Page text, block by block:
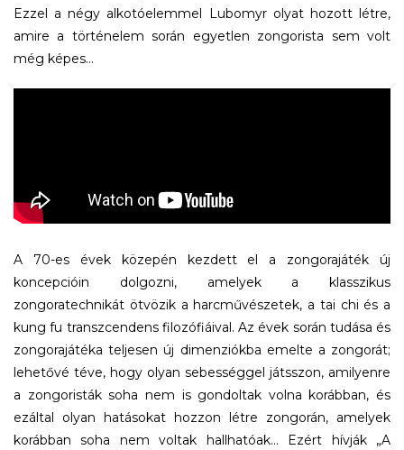
Ezzel a négy alkotóelemmel Lubomyr olyat hozott létre,
amire a történelem során egyetlen zongorista sem volt
még képes…
A 70-es évek közepén kezdett el a zongorajáték új
koncepcióin dolgozni, amelyek a klasszikus
zongoratechnikát ötvözik a harcművészetek, a tai chi és a
kung fu transzcendens filozófiáival. Az évek során tudása és
zongorajátéka teljesen új dimenziókba emelte a zongorát;
lehetővé téve, hogy olyan sebességgel játsszon, amilyenre
a zongoristák soha nem is gondoltak volna korábban, és
ezáltal olyan hatásokat hozzon létre zongorán, amelyek
korábban soha nem voltak hallhatóak… Ezért hívják „A